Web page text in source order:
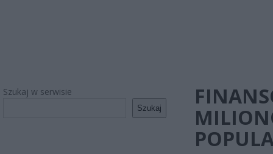
Szukaj w serwisie
Szukaj